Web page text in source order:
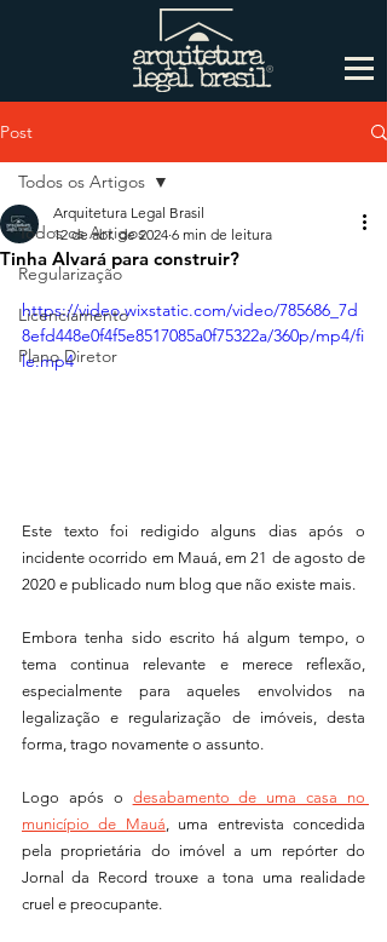
Post
Todos os Artigos
Regularização
Licenciamento
Plano Diretor
Todos os Artigos
Tinha Alvará para construir?
Arquitetura Legal Brasil
12 de abr. de 2024 6 min de leitura
https://video.wixstatic.com/video/785686_7d
8efd448e0f4f5e8517085a0f75322a/360p/mp4/fi
le.mp4
Este texto foi redigido alguns dias após o
incidente ocorrido em Mauá, em 21 de agosto de
2020 e publicado num blog que não existe mais.
Embora tenha sido escrito há algum tempo, o
tema continua relevante e merece reflexão,
especialmente para aqueles envolvidos na
legalização e regularização de imóveis, desta
forma, trago novamente o assunto.
Logo após o desabamento de uma casa no
município de Mauá , uma entrevista concedida
pela proprietária do imóvel a um repórter do
Jornal da Record trouxe a tona uma realidade
cruel e preocupante.